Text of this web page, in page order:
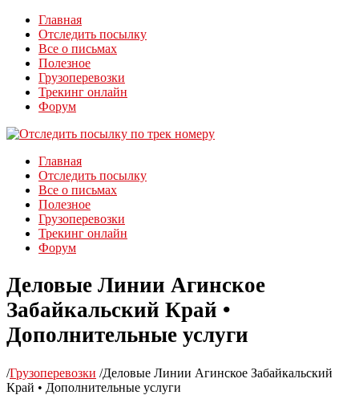
Главная
Отследить посылку
Все о письмах
Полезное
Грузоперевозки
Трекинг онлайн
Форум
Главная
Отследить посылку
Все о письмах
Полезное
Грузоперевозки
Трекинг онлайн
Форум
Деловые Линии Агинское
Забайкальский Край •
Дополнительные услуги
/Грузоперевозки /Деловые Линии Агинское Забайкальский
Край • Дополнительные услуги